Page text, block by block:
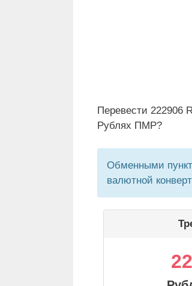
Перевести 222906
Рублях ПМР?
Обменными
валютной